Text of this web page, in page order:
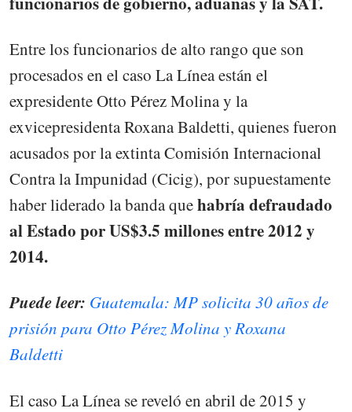
Entre los funcionarios de alto rango que son
procesados en el caso La Línea están el
expresidente Otto Pérez Molina y la
exvicepresidenta Roxana Baldetti, quienes fueron
acusados por la extinta Comisión Internacional
Contra la Impunidad (Cicig), por supuestamente
haber liderado la banda quehabría defraudado
al Estado por US$3.5 millones entre 2012 y
2014.
Puede leer: Guatemala: MP solicita 30 años de
prisión para Otto Pérez Molina y Roxana
Baldetti
El caso La Línea se reveló en abril de 2015 y